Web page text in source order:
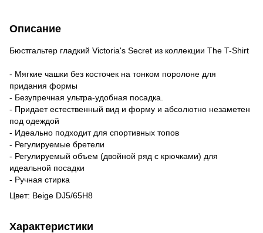
Описание
Бюстгальтер гладкий Victoria's Secret из коллекции The T-Shirt
- Мягкие чашки без косточек на тонком поролоне для
придания формы
- Безупречная ультра-удобная посадка.
- Придает естественный вид и форму и абсолютно незаметен
под одеждой
- Идеально подходит для спортивных топов
- Регулируемые бретели
- Регулируемый объем (двойной ряд с крючками) для
идеальной посадки
- Ручная стирка
Цвет: Beige DJ5/65H8
Характеристики